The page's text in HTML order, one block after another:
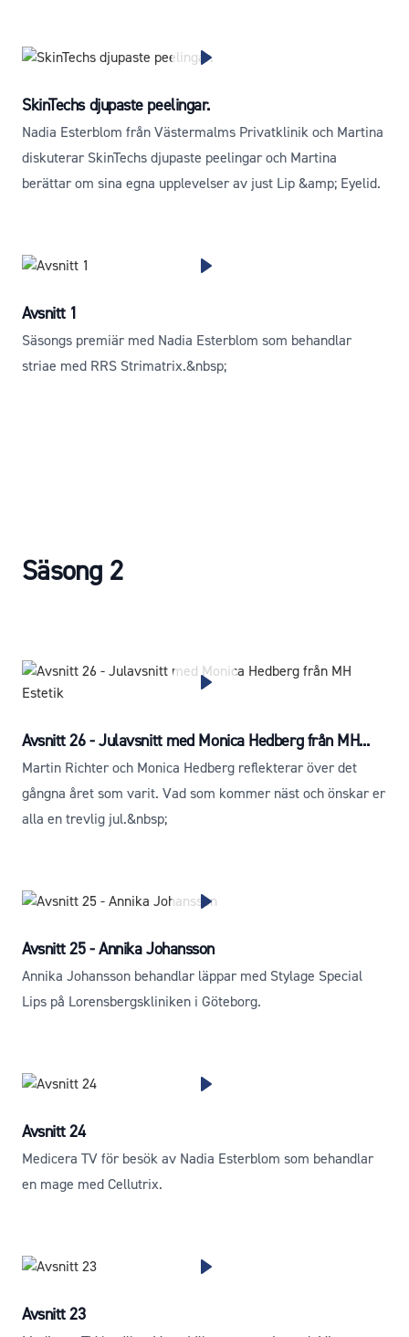
SkinTechs djupaste peelingar.
Nadia Esterblom från Västermalms Privatklinik och Martina
diskuterar SkinTechs djupaste peelingar och Martina
berättar om sina egna upplevelser av just Lip &amp; Eyelid.
Avsnitt 1
Säsongs premiär med Nadia Esterblom som behandlar
striae med RRS Strimatrix.&nbsp;
Säsong 2
Avsnitt 26 - Julavsnitt med Monica Hedberg från MH...
Martin Richter och Monica Hedberg reflekterar över det
gångna året som varit. Vad som kommer näst och önskar er
alla en trevlig jul.&nbsp;
Avsnitt 25 - Annika Johansson
Annika Johansson behandlar läppar med Stylage Special
Lips på Lorensbergskliniken i Göteborg.
Avsnitt 24
Medicera TV för besök av Nadia Esterblom som behandlar
en mage med Cellutrix.
Avsnitt 23